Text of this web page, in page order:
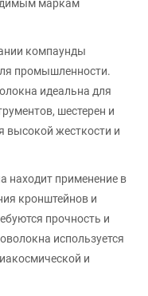
маркам
компаунды
промышленности.
идеальна для
шестерен и
высокой жесткости и
находит применение в
кронштейнов и
прочность и
используется
и